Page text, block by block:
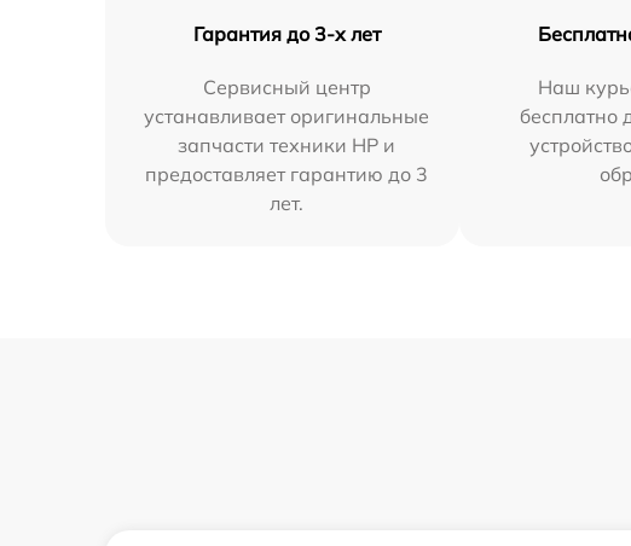
Гарантия до 3-х лет
Сервисный центр
устанавливает оригинальные
запчасти техники HP и
предоставляет гарантию до 3
лет.
Наш
бесплатно